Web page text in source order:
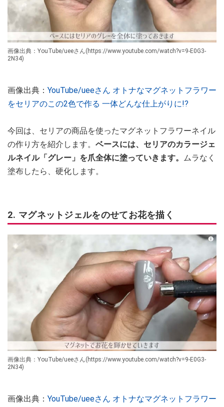
画像出典：YouTube/ueeさん(https://www.youtube.com/watch?v=9-E0G3-
2N34)
画像出典： YouTube/ueeさん オトナなマグネットフラワー
をセリアのこの2色で作る 一体どんな仕上がりに!?
今回は、セリアの商品を使ったマグネットフラワーネイル
の作り方を紹介します。 ベースには、セリアのカラージェ
ルネイル「グレー」を爪全体に塗っていきます。 ムラなく
塗布したら、硬化します。
2. マグネットジェルをのせてお花を描く
画像出典：YouTube/ueeさん(https://www.youtube.com/watch?v=9-E0G3-
2N34)
画像出典： YouTube/ueeさん オトナなマグネットフラワー